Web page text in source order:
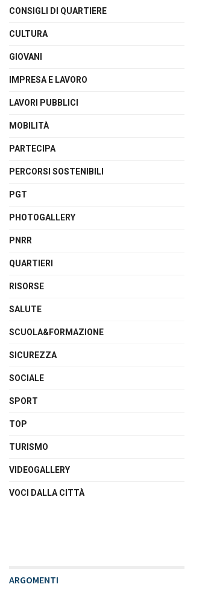
CONSIGLI DI QUARTIERE
CULTURA
GIOVANI
IMPRESA E LAVORO
LAVORI PUBBLICI
MOBILITÀ
PARTECIPA
PERCORSI SOSTENIBILI
PGT
PHOTOGALLERY
PNRR
QUARTIERI
RISORSE
SALUTE
SCUOLA&FORMAZIONE
SICUREZZA
SOCIALE
SPORT
TOP
TURISMO
VIDEOGALLERY
VOCI DALLA CITTÀ
ARGOMENTI